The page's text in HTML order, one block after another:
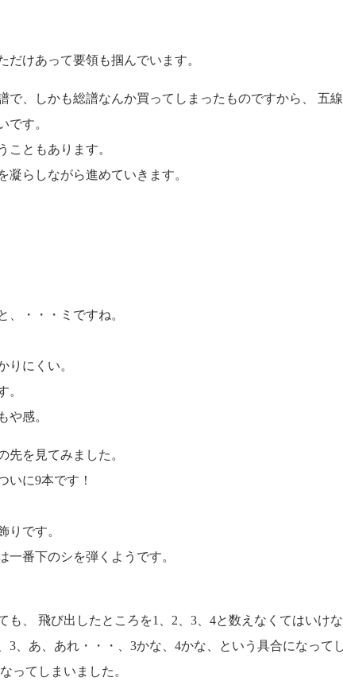
だけあって要領も掴んでいます。
で、しかも総譜なんか買ってしまったものですから、 五
です。
こともあります。
凝らしながら進めていきます。
、・・・ミですね。
りにくい。
。
や感。
先を見てみました。
いに9本です！
りです。
一番下のシを弾くようです。
も、 飛び出したところを1、2、3、4と数えなくてはいけな
3、あ、あれ・・・、3かな、4かな、という具合になって
ってしまいました。